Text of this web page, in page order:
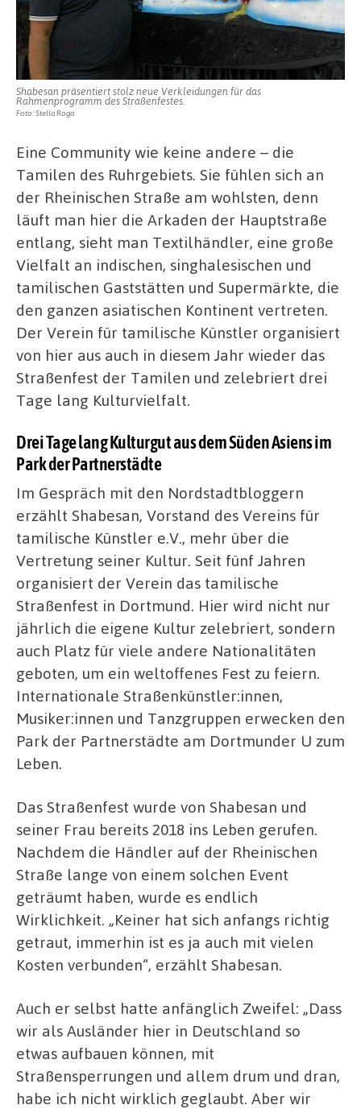
Straßenfest
Shabesan präsentiert stolz neue Verkleidungen für das
Rahmenprogramm des Straßenfestes.
Foto: Stella Roga
Eine Community wie keine andere – die
Tamilen des Ruhrgebiets. Sie fühlen sich an
der Rheinischen Straße am wohlsten, denn
läuft man hier die Arkaden der Hauptstraße
entlang, sieht man Textilhändler, eine große
Vielfalt an indischen, singhalesischen und
tamilischen Gaststätten und Supermärkte, die
den ganzen asiatischen Kontinent vertreten.
Der Verein für tamilische Künstler organisiert
von hier aus auch in diesem Jahr wieder das
Straßenfest der Tamilen und zelebriert drei
Tage lang Kulturvielfalt.
Drei Tage lang Kulturgut aus dem Süden Asiens im
Park der Partnerstädte
Im Gespräch mit den Nordstadtbloggern
erzählt Shabesan, Vorstand des Vereins für
tamilische Künstler e.V., mehr über die
Vertretung seiner Kultur. Seit fünf Jahren
organisiert der Verein das tamilische
Straßenfest in Dortmund. Hier wird nicht nur
jährlich die eigene Kultur zelebriert, sondern
auch Platz für viele andere Nationalitäten
geboten, um ein weltoffenes Fest zu feiern.
Internationale Straßenkünstler:innen,
Musiker:innen und Tanzgruppen erwecken den
Park der Partnerstädte am Dortmunder U zum
Leben.
Das Straßenfest wurde von Shabesan und
seiner Frau bereits 2018 ins Leben gerufen.
Nachdem die Händler auf der Rheinischen
Straße lange von einem solchen Event
geträumt haben, wurde es endlich
Wirklichkeit. „Keiner hat sich anfangs richtig
getraut, immerhin ist es ja auch mit vielen
Kosten verbunden“, erzählt Shabesan.
Auch er selbst hatte anfänglich Zweifel: „Dass
wir als Ausländer hier in Deutschland so
etwas aufbauen können, mit
Straßensperrungen und allem drum und dran,
habe ich nicht wirklich geglaubt. Aber wir